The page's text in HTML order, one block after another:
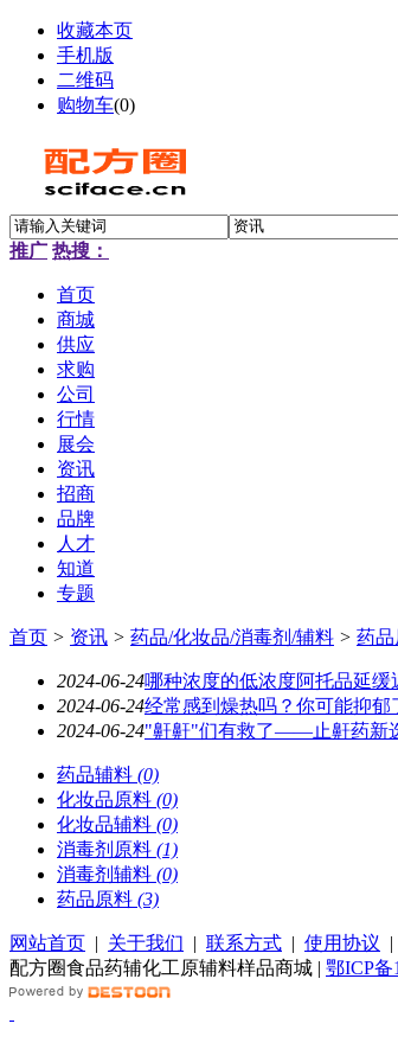
收藏本页
手机版
二维码
购物车(0)
推广 热搜：
首页
商城
供应
求购
公司
行情
展会
资讯
招商
品牌
人才
知道
专题
首页 > 资讯 > 药品/化妆品/消毒剂/辅料 > 药
2024-06-24哪种浓度的低浓度阿托品延缓
2024-06-24经常感到燥热吗？你可能抑郁
2024-06-24"鼾鼾"们有救了——止鼾药新
药品辅料 (0)
化妆品原料 (0)
化妆品辅料 (0)
消毒剂原料 (1)
消毒剂辅料 (0)
药品原料 (3)
网站首页 | 关于我们 | 联系方式 | 使用协议 |
配方圈食品药辅化工原辅料样品商城 | 鄂ICP备